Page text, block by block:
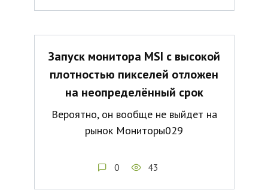
Запуск монитора MSI с высокой
плотностью пикселей отложен
на неопределённый срок
Вероятно, он вообще не выйдет на
рынок Мониторы029
0 43